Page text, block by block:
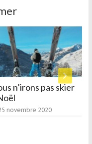
n’irons pas skier
novembre 2020